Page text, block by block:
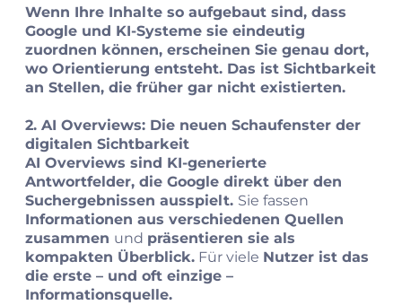
Wenn Ihre Inhalte so aufgebaut sind, dass
Google und KI‑Systeme sie eindeutig
zuordnen können, erscheinen Sie genau dort,
wo Orientierung entsteht. Das ist Sichtbarkeit
an Stellen, die früher gar nicht existierten.
2. AI Overviews: Die neuen Schaufenster der
digitalen Sichtbarkeit
AI Overviews sind KI‑generierte
Antwortfelder, die Google direkt über den
Suchergebnissen ausspielt. Sie fassen
Informationen aus verschiedenen Quellen
zusammen und präsentieren sie als
kompakten Überblick. Für viele Nutzer ist das
die erste – und oft einzige –
Informationsquelle.